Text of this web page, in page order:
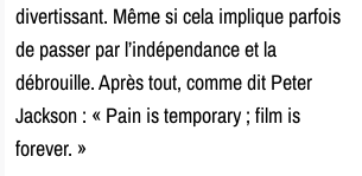
divertissant. Même si cela implique parfois
de passer par l’indépendance et la
débrouille. Après tout, comme dit Peter
Jackson : « Pain is temporary ; film is
forever. »